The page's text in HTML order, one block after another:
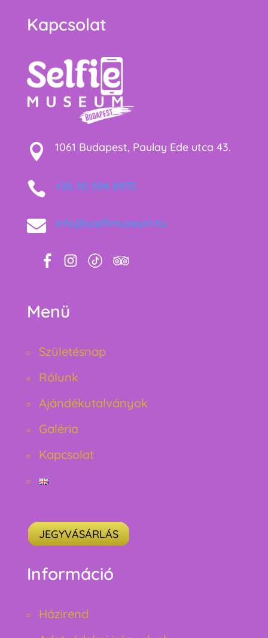
Kapcsolat
 1061 Budapest, Paulay Ede utca 43.
 +36 30 594 8970
 info@szelfimuzeum.hu
Menü
Születésnap
Rólunk
Ajándékutalványok
Galéria
Kapcsolat
JEGYVÁSÁRLÁS
Információ
Házirend